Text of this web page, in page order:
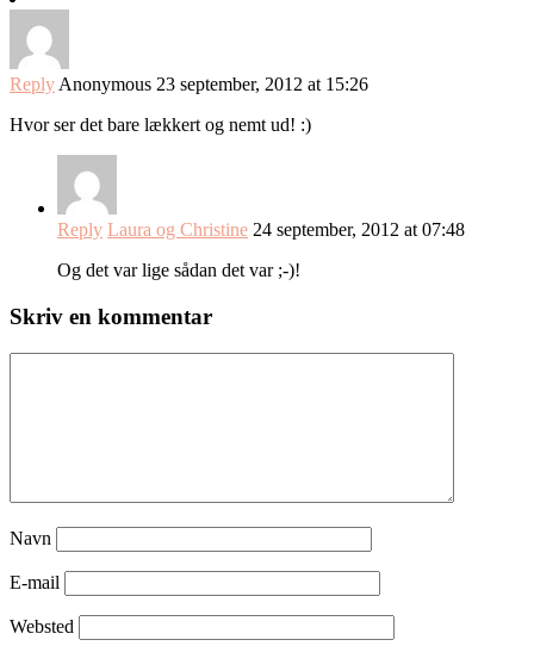
Reply Anonymous 23 september, 2012 at 15:26
Hvor ser det bare lækkert og nemt ud! :)
Reply Laura og Christine 24 september, 2012 at 07:48
Og det var lige sådan det var ;-)!
Skriv en kommentar
Navn
E-mail
Websted